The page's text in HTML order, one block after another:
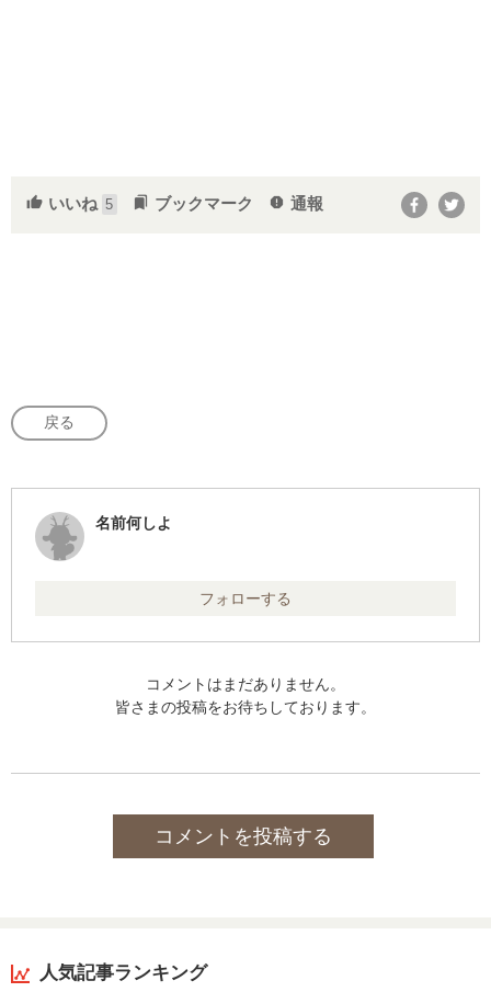
thumb_up いいね 5 bookmarks ブックマーク report 通報
戻る
名前何しよ
フォローする
コメントはまだありません。
皆さまの投稿をお待ちしております。
コメントを投稿する
人気記事ランキング